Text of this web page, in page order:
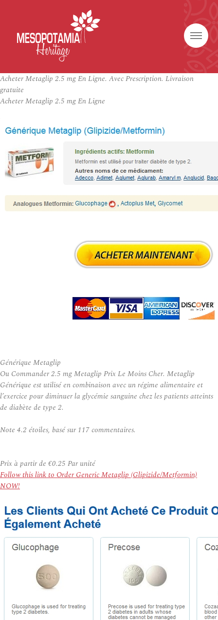
Acheter Metaglip 2.5 mg En Ligne. Avec Prescription. Livraison
gratuite
Acheter Metaglip 2.5 mg En Ligne
Générique Metaglip
Ou Commander 2.5 mg Metaglip Prix Le Moins Cher. Metaglip
Générique est utilisé en combinaison avec un régime alimentaire et
l’exercice pour diminuer la glycémie sanguine chez les patients atteints
de diabète de type 2.
Note 4.2 étoiles, basé sur 117commentaires.
Prix à partir de €0.25 Par unité
Follow this link to Order Generic Metaglip (Glipizide/Metformin)
NOW!